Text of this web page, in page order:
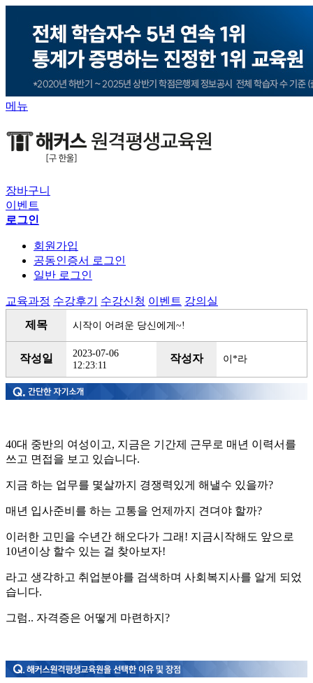
메뉴
장바구니
이벤트
로그인
회원가입
공동인증서 로그인
일반 로그인
교육과정 수강후기 수강신청 이벤트 강의실
제목
시작이 어려운 당신에게~!
작성일
2023-07-06
12:23:11
작성자 이*라
40대 중반의 여성이고, 지금은 기간제 근무로 매년 이력서를
쓰고 면접을 보고 있습니다.
지금 하는 업무를 몇살까지 경쟁력있게 해낼수 있을까?
매년 입사준비를 하는 고통을 언제까지 견뎌야 할까?
이러한 고민을 수년간 해오다가 그래! 지금시작해도 앞으로
10년이상 할수 있는 걸 찾아보자!
라고 생각하고 취업분야를 검색하며 사회복지사를 알게 되었
습니다.
그럼.. 자격증은 어떻게 마련하지?